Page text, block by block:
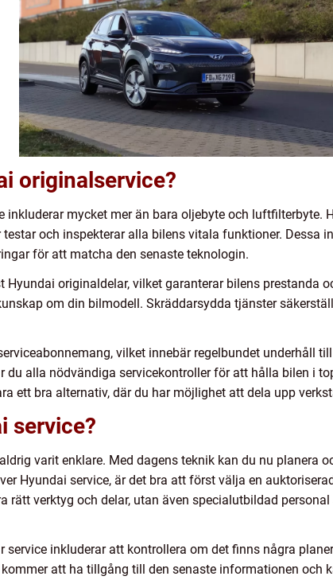
originalservice?
mycket mer än bara oljebyte och luftfilterbyte.
och inspekterar alla bilens vitala funktioner. Dessa
för att matcha den senaste teknologin.
Hyundai originaldelar, vilket garanterar bilens prestanda
om din bilmodell. Skräddarsydda tjänster
vilket innebär regelbundet underhåll
du alla nödvändiga servicekontroller för att hålla bilen i
ett bra alternativ, där du har möjlighet att dela upp
service?
varit enklare. Med dagens teknik kan du nu planera
Hyundai service, är det bra att först välja en
rätt verktyg och delar, utan även specialutbildad
service inkluderar att kontrollera om det finns några
att ha tillgång till den senaste informationen och